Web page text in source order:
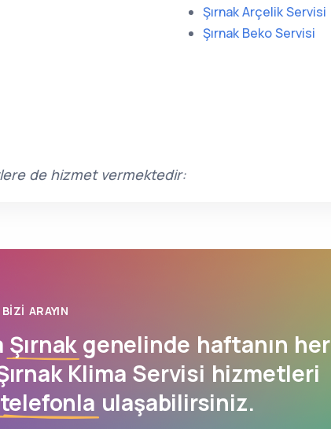
Şırnak Arçelik Servisi
Şırnak Beko Servisi
de hizmet vermektedir:
BIZI ARAYIN
Şırnakgenelinde haftanın her
Klima Servisi hizmetleri
telefonla ulaşabilirsiniz.